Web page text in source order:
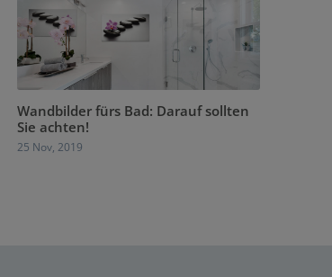
Wandbilder fürs Bad: Darauf sollten
Sie achten!
25 Nov, 2019